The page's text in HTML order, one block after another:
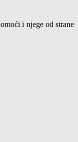
i njege od strane